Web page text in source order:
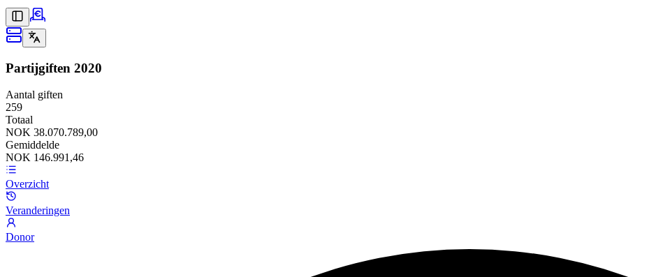
Partijgiften 2020
Aantal giften
259
Totaal
NOK 38.070.789,00
Gemiddelde
NOK 146.991,46
Overzicht
Veranderingen
Donor